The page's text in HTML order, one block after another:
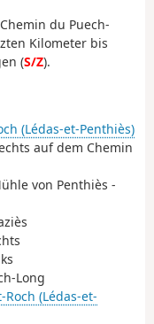
du Puech-
Kilometer bis
(S/Z).
(Lédas-et-Penthiès)
auf dem Chemin
von Penthiès -
Long
Roch (Lédas-et-